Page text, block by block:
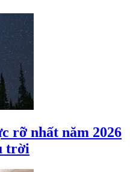
rỡ nhất năm 2026
trời